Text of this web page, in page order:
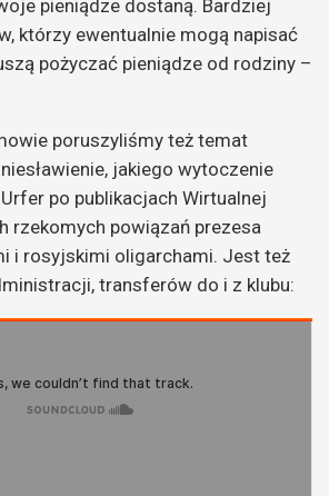
pieniądze dostaną. Bardziej
którzy ewentualnie mogą napisać
pożyczać pieniądze od rodziny –
poruszyliśmy też temat
jakiego wytoczenie
po publikacjach Wirtualnej
rzekomych powiązań prezesa
i rosyjskimi oligarchami. Jest też
transferów do i z klubu: